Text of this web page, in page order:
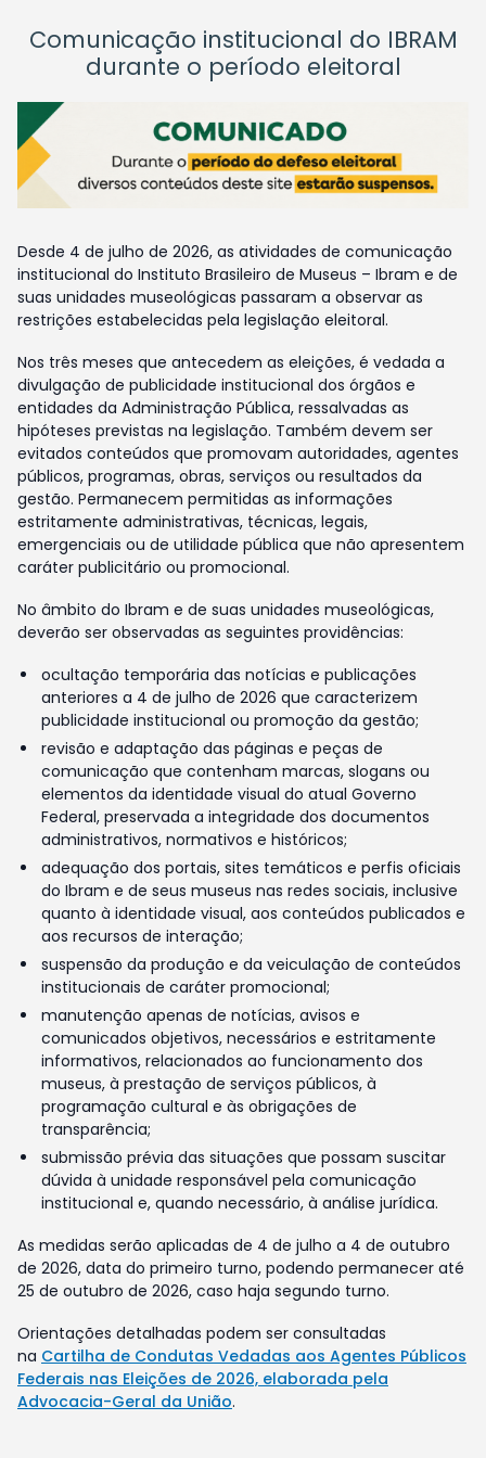
Comunicação institucional do IBRAM
durante o período eleitoral
Desde 4 de julho de 2026, as atividades de comunicação
institucional do Instituto Brasileiro de Museus – Ibram e de
suas unidades museológicas passaram a observar as
restrições estabelecidas pela legislação eleitoral.
Nos três meses que antecedem as eleições, é vedada a
divulgação de publicidade institucional dos órgãos e
entidades da Administração Pública, ressalvadas as
hipóteses previstas na legislação. Também devem ser
evitados conteúdos que promovam autoridades, agentes
públicos, programas, obras, serviços ou resultados da
gestão. Permanecem permitidas as informações
estritamente administrativas, técnicas, legais,
emergenciais ou de utilidade pública que não apresentem
caráter publicitário ou promocional.
No âmbito do Ibram e de suas unidades museológicas,
deverão ser observadas as seguintes providências:
ocultação temporária das notícias e publicações
anteriores a 4 de julho de 2026 que caracterizem
publicidade institucional ou promoção da gestão;
revisão e adaptação das páginas e peças de
comunicação que contenham marcas, slogans ou
elementos da identidade visual do atual Governo
Federal, preservada a integridade dos documentos
administrativos, normativos e históricos;
adequação dos portais, sites temáticos e perfis oficiais
do Ibram e de seus museus nas redes sociais, inclusive
quanto à identidade visual, aos conteúdos publicados e
aos recursos de interação;
suspensão da produção e da veiculação de conteúdos
institucionais de caráter promocional;
manutenção apenas de notícias, avisos e
comunicados objetivos, necessários e estritamente
informativos, relacionados ao funcionamento dos
museus, à prestação de serviços públicos, à
programação cultural e às obrigações de
transparência;
submissão prévia das situações que possam suscitar
dúvida à unidade responsável pela comunicação
institucional e, quando necessário, à análise jurídica.
As medidas serão aplicadas de 4 de julho a 4 de outubro
de 2026, data do primeiro turno, podendo permanecer até
25 de outubro de 2026, caso haja segundo turno.
Orientações detalhadas podem ser consultadas
na Cartilha de Condutas Vedadas aos Agentes Públicos
Federais nas Eleições de 2026, elaborada pela
Advocacia-Geral da União.